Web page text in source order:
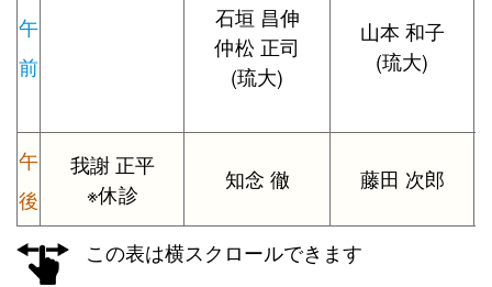
午
前
石垣 昌伸
仲松 正司
(琉大)
山本 和子
(琉大)
午
後
我謝 正平
※休診
知念 徹 藤田 次郎
この表は横スクロールできます